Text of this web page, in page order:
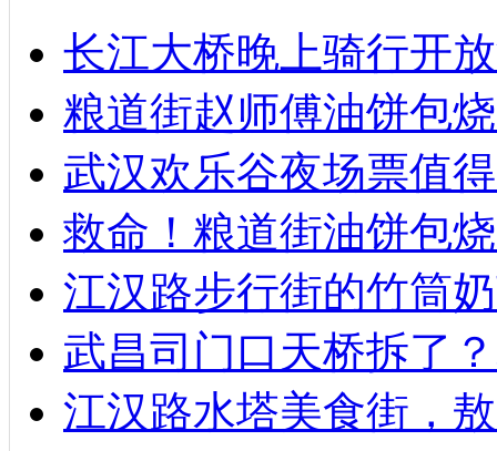
长江大桥晚上骑行开
粮道街赵师傅油饼包
武汉欢乐谷夜场票值
救命！粮道街油饼包
江汉路步行街的竹筒
武昌司门口天桥拆了
江汉路水塔美食街，